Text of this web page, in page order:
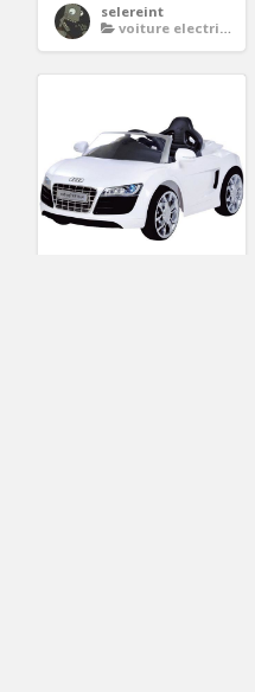
selereint
voiture electrique enfant